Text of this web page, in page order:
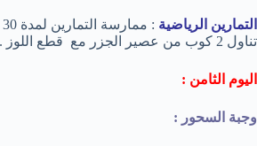
التمارين الرياضية
تناول 2 كوب من عصير الجزر مع قطع اللوز .
اليوم الثامن :
وجبة السحور :